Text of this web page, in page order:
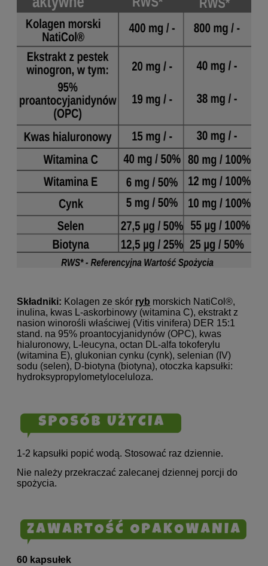
Składniki: Kolagen ze skór ryb morskich NatiCol®,
inulina, kwas L-askorbinowy (witamina C), ekstrakt z
nasion winorośli właściwej (Vitis vinifera) DER 15:1
stand. na 95% proantocyjanidynów (OPC), kwas
hialuronowy, L-leucyna, octan DL-alfa tokoferylu
(witamina E), glukonian cynku (cynk), selenian (IV)
sodu (selen), D-biotyna (biotyna), otoczka kapsułki:
hydroksypropylometyloceluloza.
1-2 kapsułki popić wodą. Stosować raz dziennie.
Nie należy przekraczać zalecanej dziennej porcji do
spożycia.
60 kapsułek